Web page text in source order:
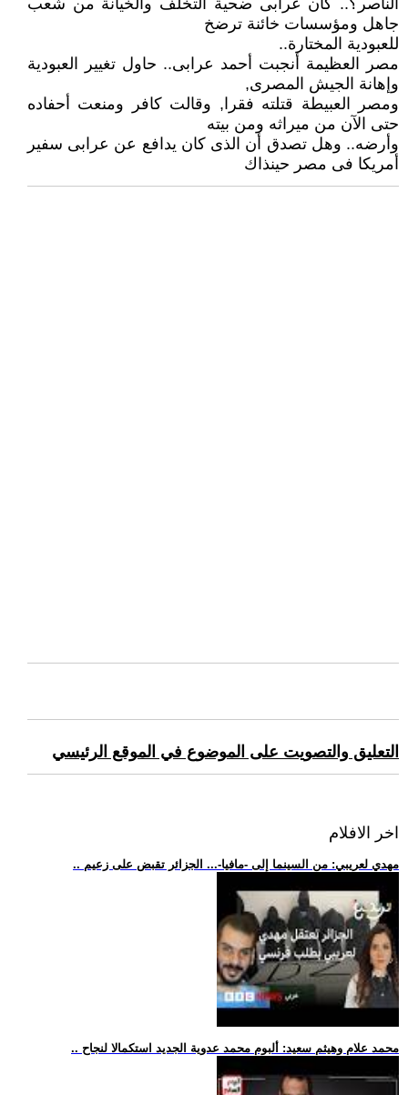
الناصر؟.. كان عرابى ضحية التخلف والخيانة من شعب
جاهل ومؤسسات خائنة ترضخ
للعبودية المختارة..
مصر العظيمة أنجبت أحمد عرابى.. حاول تغيير العبودية
وإهانة الجيش المصرى,
ومصر العبيطة قتلته فقرا, وقالت كافر ومنعت أحفاده
حتى الآن من ميراثه ومن بيته
وأرضه.. وهل تصدق أن الذى كان يدافع عن عرابى سفير
أمريكا فى مصر حينذاك
التعليق والتصويت على الموضوع في الموقع الرئيسي
اخر الافلام
.. مهدي لعريبي: من السينما إلى -مافيا-... الجزائر تقبض على زعيم
.. محمد علام وهيثم سعيد: ألبوم محمد عدوية الجديد استكمالا لنجاح